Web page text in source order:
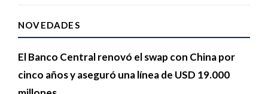
NOVEDADES
El Banco Central renovó el swap con China por
cinco años y aseguró una línea de USD 19.000